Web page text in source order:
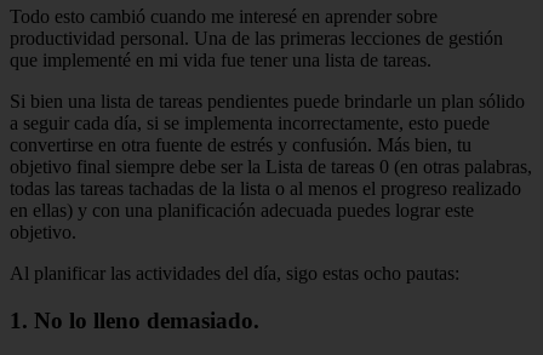
Todo esto cambió cuando me interesé en aprender sobre
productividad personal. Una de las primeras lecciones de gestión
que implementé en mi vida fue tener una lista de tareas.
Si bien una lista de tareas pendientes puede brindarle un plan sólido
a seguir cada día, si se implementa incorrectamente, esto puede
convertirse en otra fuente de estrés y confusión. Más bien, tu
objetivo final siempre debe ser la Lista de tareas 0 (en otras palabras,
todas las tareas tachadas de la lista o al menos el progreso realizado
en ellas) y con una planificación adecuada puedes lograr este
objetivo.
Al planificar las actividades del día, sigo estas ocho pautas:
1. No lo lleno demasiado.